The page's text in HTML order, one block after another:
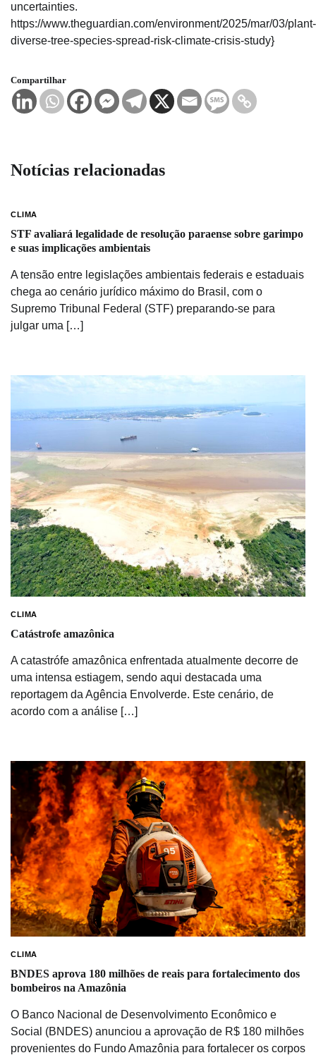
uncertainties.
https://www.theguardian.com/environment/2025/mar/03/plant-
diverse-tree-species-spread-risk-climate-crisis-study}
Compartilhar
Notícias relacionadas
CLIMA
STF avaliará legalidade de resolução paraense sobre garimpo
e suas implicações ambientais
A tensão entre legislações ambientais federais e estaduais
chega ao cenário jurídico máximo do Brasil, com o
Supremo Tribunal Federal (STF) preparando-se para
julgar uma […]
CLIMA
Catástrofe amazônica
A catastrófe amazônica enfrentada atualmente decorre de
uma intensa estiagem, sendo aqui destacada uma
reportagem da Agência Envolverde. Este cenário, de
acordo com a análise […]
CLIMA
BNDES aprova 180 milhões de reais para fortalecimento dos
bombeiros na Amazônia
O Banco Nacional de Desenvolvimento Econômico e
Social (BNDES) anunciou a aprovação de R$ 180 milhões
provenientes do Fundo Amazônia para fortalecer os corpos